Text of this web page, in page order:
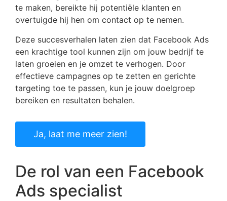
te maken, bereikte hij potentiële klanten en
overtuigde hij hen om contact op te nemen.
Deze succesverhalen laten zien dat Facebook Ads
een krachtige tool kunnen zijn om jouw bedrijf te
laten groeien en je omzet te verhogen. Door
effectieve campagnes op te zetten en gerichte
targeting toe te passen, kun je jouw doelgroep
bereiken en resultaten behalen.
Ja, laat me meer zien!
De rol van een Facebook
Ads specialist